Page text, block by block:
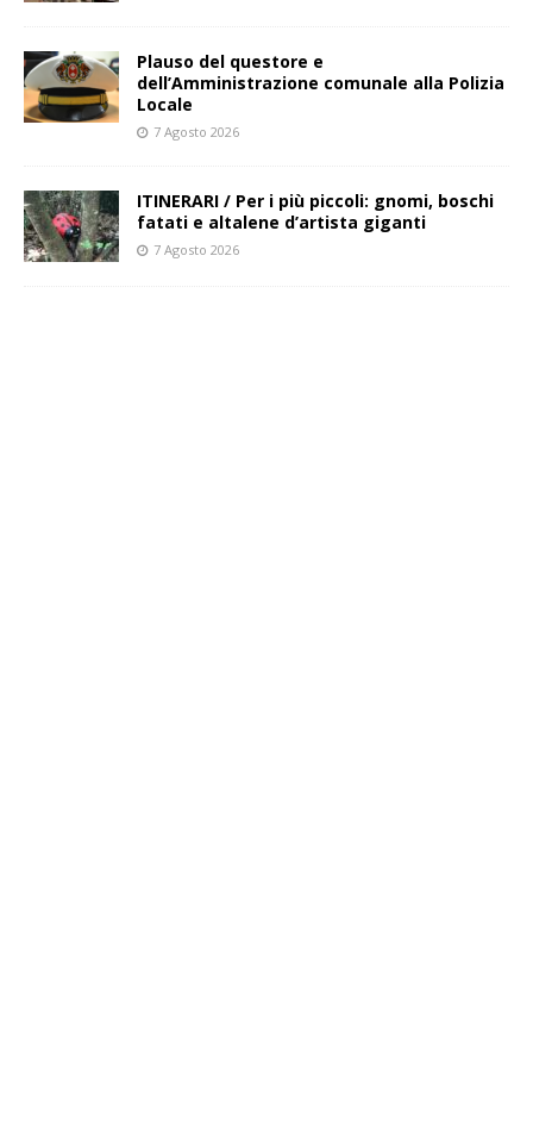
Plauso del questore e
dell’Amministrazione comunale alla Polizia
Locale
7 Agosto 2026
ITINERARI / Per i più piccoli: gnomi, boschi
fatati e altalene d’artista giganti
7 Agosto 2026